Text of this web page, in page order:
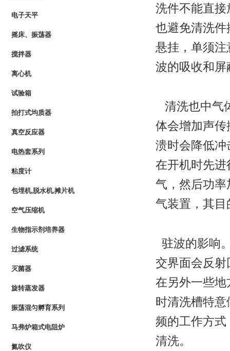
电子天平
摇床、振荡器
搅拌器
离心机
试验箱
拍打式均质器
真空反应器
电热套系列
粘度计
包埋机,脱水机,摊片机
空气压缩机
生物指示剂培养器
过滤系统
灭菌器
旋转蒸发器
振荡混匀孵育系列
马弗炉箱式电阻炉
氮吹仪
洗件不能直
也避免清洗
悬挂，单须
波的吸收和屏
清洗也中气
体会增加声
溃时会降低
在开机时先
气，然后功
气装置，其
驻波的影响
交界面会反
在另外一些
时清洗槽特
频的工作方
清洗。